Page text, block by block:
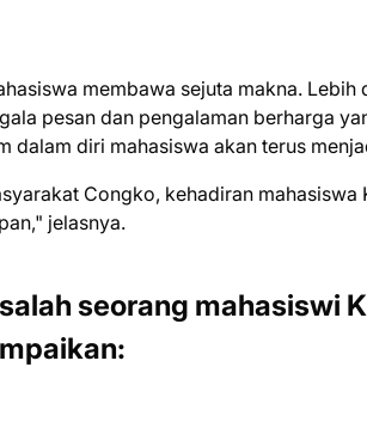
membawa sejuta makna.
pesan dan pengalaman berharga
dalam diri mahasiswa akan terus
Congko, kehadiran
jelasnya.
seorang mahasiswi